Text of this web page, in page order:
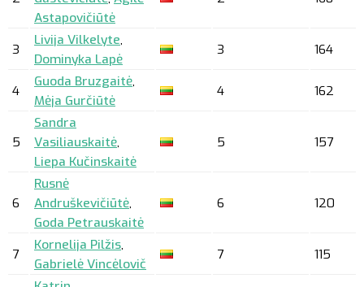
Astapovičiūtė
3
Livija Vilkelyte,
Dominyka Lapė
3 164
4
Guoda Bruzgaitė,
Mėja Gurčiūtė
4 162
5
Sandra
Vasiliauskaitė,
Liepa Kučinskaitė
5 157
6
Rusnė
Andruškevičiūtė,
Goda Petrauskaitė
6 120
7
Kornelija Pilžis,
Gabrielė Vincėlovič
7 115